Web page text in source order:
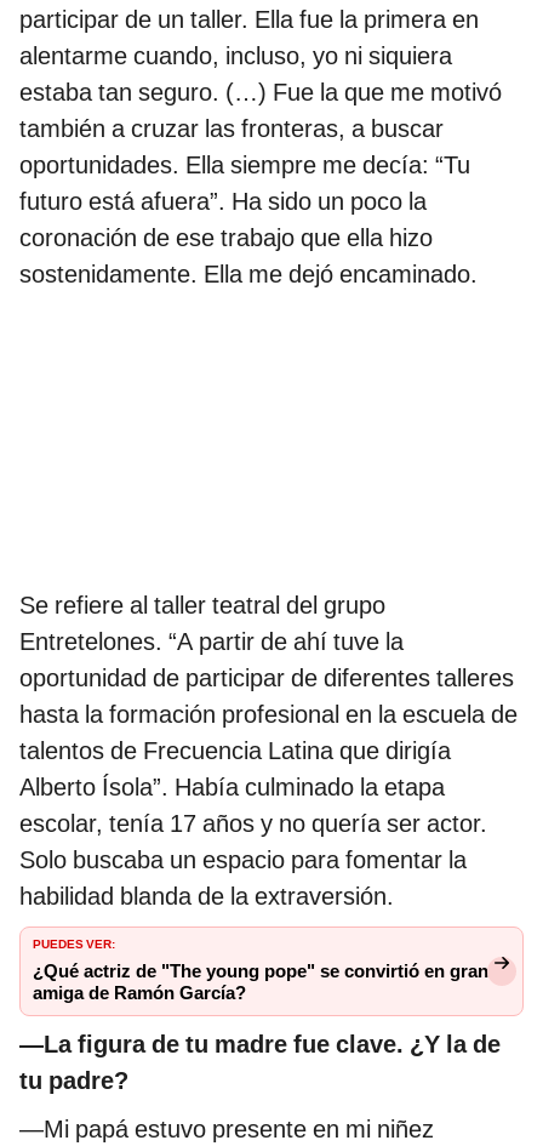
participar de un taller. Ella fue la primera en
alentarme cuando, incluso, yo ni siquiera
estaba tan seguro. (…) Fue la que me motivó
también a cruzar las fronteras, a buscar
oportunidades. Ella siempre me decía: “Tu
futuro está afuera”. Ha sido un poco la
coronación de ese trabajo que ella hizo
sostenidamente. Ella me dejó encaminado.
Se refiere al taller teatral del grupo
Entretelones. “A partir de ahí tuve la
oportunidad de participar de diferentes talleres
hasta la formación profesional en la escuela de
talentos de Frecuencia Latina que dirigía
Alberto Ísola”. Había culminado la etapa
escolar, tenía 17 años y no quería ser actor.
Solo buscaba un espacio para fomentar la
habilidad blanda de la extraversión.
PUEDES VER:
¿Qué actriz de "The young pope" se convirtió en gran
amiga de Ramón García?
—La figura de tu madre fue clave. ¿Y la de
tu padre?
—Mi papá estuvo presente en mi niñez